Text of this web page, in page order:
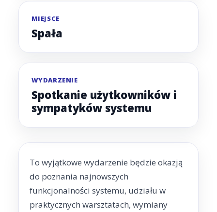
MIEJSCE
Spała
WYDARZENIE
Spotkanie użytkowników i
sympatyków systemu
To wyjątkowe wydarzenie będzie okazją
do poznania najnowszych
funkcjonalności systemu, udziału w
praktycznych warsztatach, wymiany